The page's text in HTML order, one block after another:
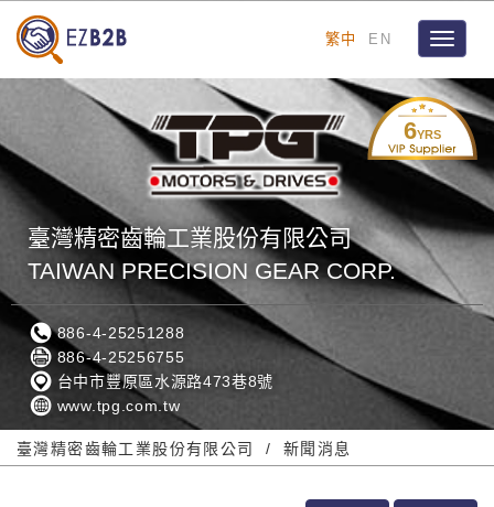
繁中 EN
Toggle
6YRS
臺灣精密齒輪工業股份有限公司
TAIWAN PRECISION GEAR CORP.
886-4-25251288
886-4-25256755
台中市豐原區水源路473巷8號
www.tpg.com.tw
臺灣精密齒輪工業股份有限公司 新聞消息